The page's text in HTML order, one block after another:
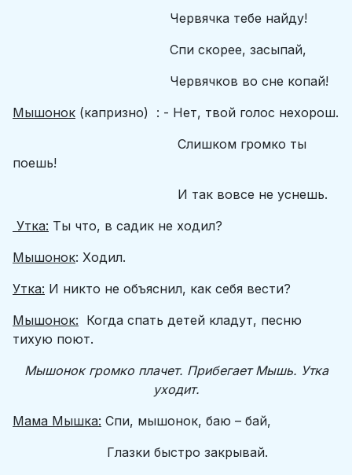
Червячка тебе найду!
Спи скорее, засыпай,
Червячков во сне копай!
Мышонок (капризно) : - Нет, твой голос нехорош.
Слишком громко ты
поешь!
И так вовсе не уснешь.
Утка: Ты что, в садик не ходил?
Мышонок: Ходил.
Утка: И никто не объяснил, как себя вести?
Мышонок: Когда спать детей кладут, песню
тихую поют.
Мышонок громко плачет. Прибегает Мышь. Утка
уходит.
Мама Мышка: Спи, мышонок, баю – бай,
Глазки быстро закрывай.